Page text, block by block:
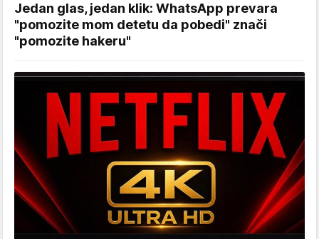
Jedan glas, jedan klik: WhatsApp prevara
"pomozite mom detetu da pobedi" znači
"pomozite hakeru"